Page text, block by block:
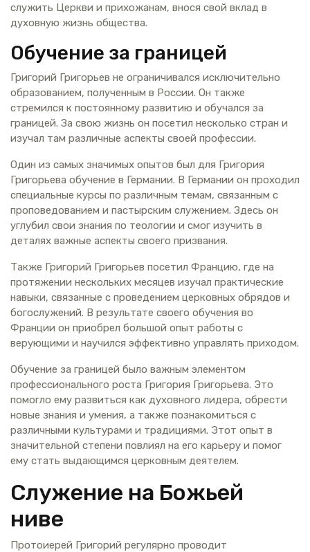
служить Церкви и прихожанам, внося свой вклад в
духовную жизнь общества.
Обучение за границей
Григорий Григорьев не ограничивался исключительно
образованием, полученным в России. Он также
стремился к постоянному развитию и обучался за
границей. За свою жизнь он посетил несколько стран и
изучал там различные аспекты своей профессии.
Один из самых значимых опытов был для Григория
Григорьева обучение в Германии. В Германии он проходил
специальные курсы по различным темам, связанным с
проповедованием и пастырским служением. Здесь он
углубил свои знания по теологии и смог изучить в
деталях важные аспекты своего призвания.
Также Григорий Григорьев посетил Францию, где на
протяжении нескольких месяцев изучал практические
навыки, связанные с проведением церковных обрядов и
богослужений. В результате своего обучения во
Франции он приобрел большой опыт работы с
верующими и научился эффективно управлять приходом.
Обучение за границей было важным элементом
профессионального роста Григория Григорьева. Это
помогло ему развиться как духовного лидера, обрести
новые знания и умения, а также познакомиться с
различными культурами и традициями. Этот опыт в
значительной степени повлиял на его карьеру и помог
ему стать выдающимся церковным деятелем.
Служение на Божьей
ниве
Протоиерей Григорий регулярно проводит